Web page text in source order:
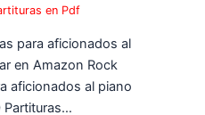
en Pdf
para aficionados al
en Amazon Rock
aficionados al piano
Partituras…